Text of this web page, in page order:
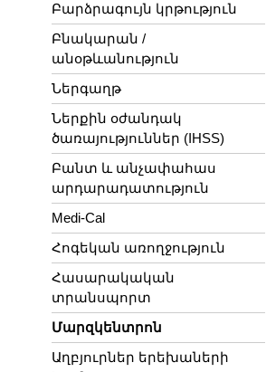
Բարձրագույն կրթություն
Բնակարան /
անօթևանություն
Ներգաղթ
Ներքին օժանդակ
ծառայություններ (IHSS)
Բանտ և անչափահաս
արդարադատություն
Medi-Cal
Հոգեկան առողջություն
Հասարակական
տրանսպորտ
Մարզկենտրոն
Աղբյուրներ երեխաների